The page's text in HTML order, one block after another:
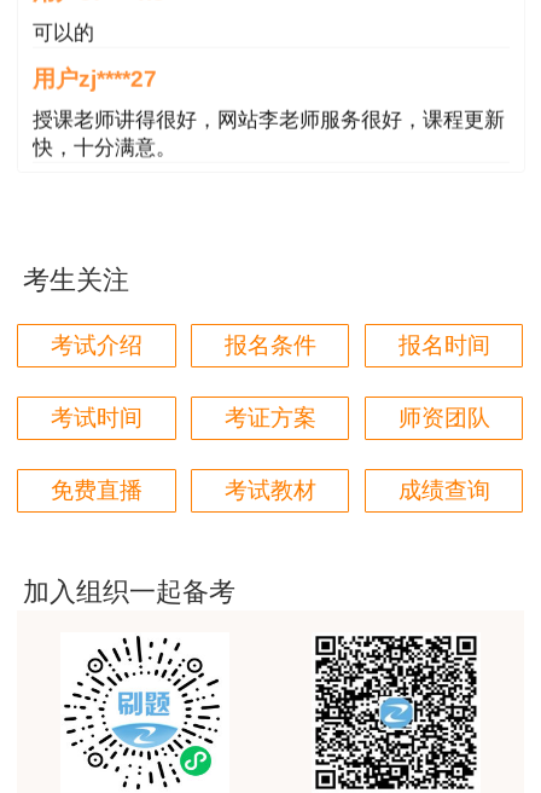
用户zj****27
授课老师讲得很好，网站李老师服务很好，课程更新
快，十分满意。
用户m9****66
辛勤付出！
对本次课程购买的老师的服务态度非常满意。希望我
果！
3位老师，讲的都非常的好，
3位老师，讲的都非常的好
建设工程教育网很给力，课程逻辑清晰，老师讲解通
俗易懂，重点突出，模拟题质量高，押题卷压中的知
识点很多，尤其是实务简答题秘籍压中将近70%的小
问，让小白学员也能一次过四门，十分给力，值得推
荐[强][强]
考生关注
考试介绍 报名条件 报名时间
考试时间 考证方案 师资团队
免费直播 考试教材 成绩查询
加入组织一起备考